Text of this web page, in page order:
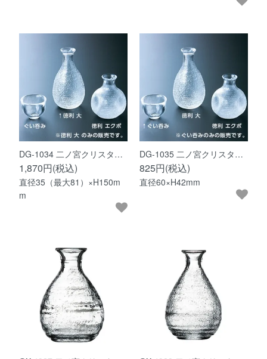
DG-1034 二ノ宮クリスタ…
1,870円(税込)
直径35（最大81）×H150m
m
DG-1035 二ノ宮クリスタ…
825円(税込)
直径60×H42mm